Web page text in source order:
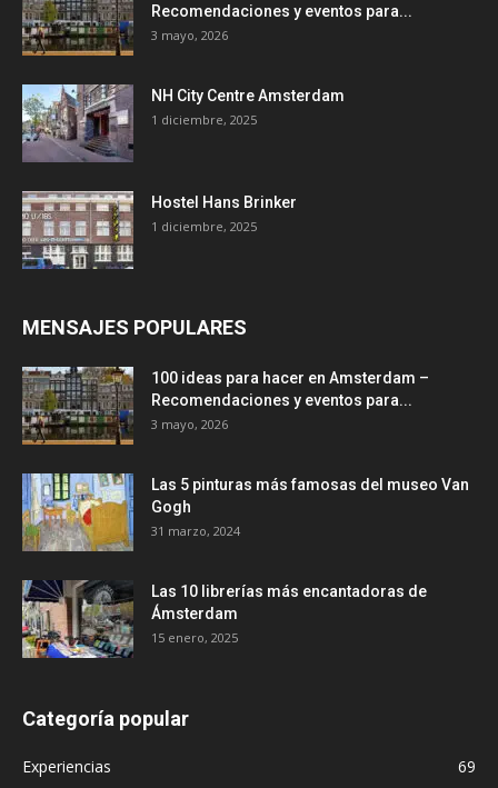
Recomendaciones y eventos para...
3 mayo, 2026
NH City Centre Amsterdam
1 diciembre, 2025
Hostel Hans Brinker
1 diciembre, 2025
MENSAJES POPULARES
100 ideas para hacer en Amsterdam –
Recomendaciones y eventos para...
3 mayo, 2026
Las 5 pinturas más famosas del museo Van
Gogh
31 marzo, 2024
Las 10 librerías más encantadoras de
Ámsterdam
15 enero, 2025
Categoría popular
Experiencias
69